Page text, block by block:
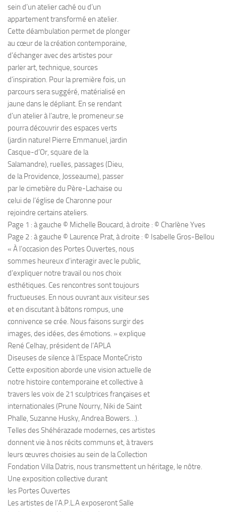
sein d’un atelier caché ou d’un
appartement transformé en atelier.
Cette déambulation permet de plonger
au cœur de la création contemporaine,
d’échanger avec des artistes pour
parler art, technique, sources
d’inspiration. Pour la première fois, un
parcours sera suggéré, matérialisé en
jaune dans le dépliant. En se rendant
d’un atelier à l’autre, le promeneur.se
pourra découvrir des espaces verts
(jardin naturel Pierre Emmanuel, jardin
Casque-d’Or, square de la
Salamandre), ruelles, passages (Dieu,
de la Providence, Josseaume), passer
par le cimetière du Père-Lachaise ou
celui de l’église de Charonne pour
rejoindre certains ateliers.
Page 1 : à gauche © Michelle Boucard, à droite : © Charlène Yves
Page 2 : à gauche © Laurence Prat, à droite : © Isabelle Gros-Bellou
« À l’occasion des Portes Ouvertes, nous
sommes heureux d’interagir avec le public,
d’expliquer notre travail ou nos choix
esthétiques. Ces rencontres sont toujours
fructueuses. En nous ouvrant aux visiteur.ses
et en discutant à bâtons rompus, une
connivence se crée. Nous faisons surgir des
images, des idées, des émotions. » explique
René Celhay, président de l’APLA
Diseuses de silence à l’Espace MonteCristo
Cette exposition aborde une vision actuelle de
notre histoire contemporaine et collective à
travers les voix de 21 sculptrices françaises et
internationales (Prune Nourry, Niki de Saint
Phalle, Suzanne Husky, Andrea Bowers…).
Telles des Shéhérazade modernes, ces artistes
donnent vie à nos récits communs et, à travers
leurs œuvres choisies au sein de la Collection
Fondation Villa Datris, nous transmettent un héritage, le nôtre.
Une exposition collective durant
les Portes Ouvertes
Les artistes de l’A.P.L.A exposeront Salle